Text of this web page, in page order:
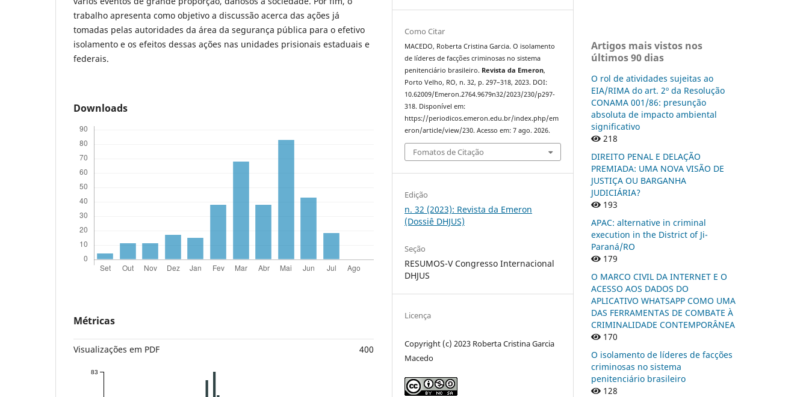
trabalho apresenta como objetivo a discussão acerca das ações já
tomadas pelas autoridades da área da segurança pública para o efetivo
isolamento e os efeitos dessas ações nas unidades prisionais estaduais e
federais.
Downloads
Métricas
Visualizações em PDF 400
83
Como Citar
MACEDO, Roberta Cristina Garcia. O isolamento
de líderes de facções criminosas no sistema
penitenciário brasileiro. Revista da Emeron,
Porto Velho, RO, n. 32, p. 297–318, 2023. DOI:
10.62009/Emeron.2764.9679n32/2023/230/p297-
318. Disponível em:
https://periodicos.emeron.edu.br/index.php/em
eron/article/view/230. Acesso em: 7 ago. 2026.
Fomatos de Citação
Edição
n. 32 (2023): Revista da Emeron
(Dossiê DHJUS)
Seção
RESUMOS-V Congresso Internacional
DHJUS
Licença
Copyright (c) 2023 Roberta Cristina Garcia
Macedo
Artigos mais vistos nos
últimos 90 dias
O rol de atividades sujeitas ao
EIA/RIMA do art. 2º da Resolução
CONAMA 001/86: presunção
absoluta de impacto ambiental
significativo
218
DIREITO PENAL E DELAÇÃO
PREMIADA: UMA NOVA VISÃO DE
JUSTIÇA OU BARGANHA
JUDICIÁRIA?
193
APAC: alternative in criminal
execution in the District of Ji-
Paraná/RO
179
O MARCO CIVIL DA INTERNET E O
ACESSO AOS DADOS DO
APLICATIVO WHATSAPP COMO UMA
DAS FERRAMENTAS DE COMBATE À
CRIMINALIDADE CONTEMPORÂNEA
170
O isolamento de líderes de facções
criminosas no sistema
penitenciário brasileiro
128